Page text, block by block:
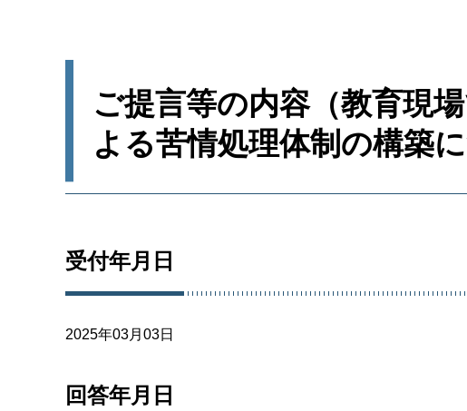
ご提言等の内容（教育現
よる苦情処理体制の構築に
受付年月日
2025年03月03日
回答年月日